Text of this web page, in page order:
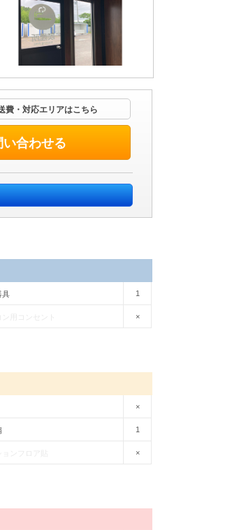
費・対応エリアはこちら
い合わせる
具 1
×
×
1
×